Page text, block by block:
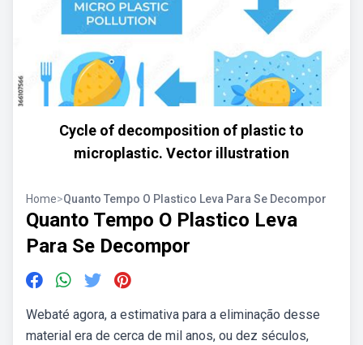
Cycle of decomposition of plastic to
microplastic. Vector illustration
Home>Quanto Tempo O Plastico Leva Para Se Decompor
Quanto Tempo O Plastico Leva
Para Se Decompor
Webaté agora, a estimativa para a eliminação desse
material era de cerca de mil anos, ou dez séculos,